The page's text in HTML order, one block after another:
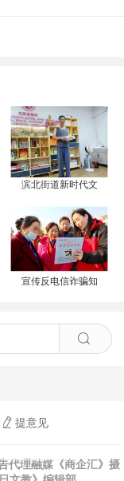
滨北街道新时代文
宣传反电信诈骗知
提意见
代理融媒《商企汇》摄